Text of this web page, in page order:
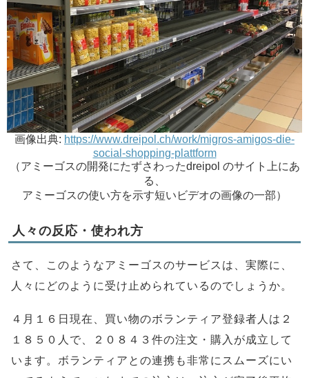
画像出典: https://www.dreipol.ch/work/migros-amigos-die-
social-shopping-plattform
（アミーゴスの開発にたずさわったdreipol のサイト上にあ
る、
アミーゴスの使い方を示す短いビデオの画像の一部）
人々の反応・使われ方
さて、このようなアミーゴスのサービスは、実際に、
人々にどのように受け止められているのでしょうか。
４月１６日現在、買い物のボランティア登録者人は２
１８５０人で、２０８４３件の注文・購入が成立して
います。ボランティアとの連携も非常にスムーズにい